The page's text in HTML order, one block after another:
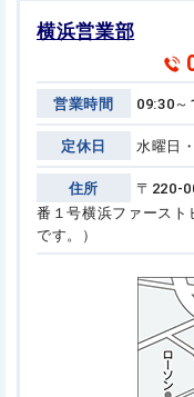
横浜営業部
営業時間 09:30～
定休日 水曜日
住所
〒220-
番１号横浜ファースト
です。）